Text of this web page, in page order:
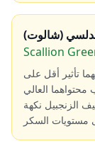
(شالوت)
Scallion
تأثير أقل على
العالي
الزنجبيل نكهة